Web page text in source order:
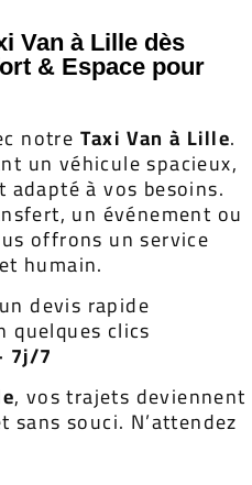
Van à Lille dès
& Espace pour
notre Taxi Van à Lille.
un véhicule spacieux,
à vos besoins.
un événement ou
offrons un service
humain.
devis rapide
quelques clics
7j/7
, vos trajets deviennent
souci. N’attendez